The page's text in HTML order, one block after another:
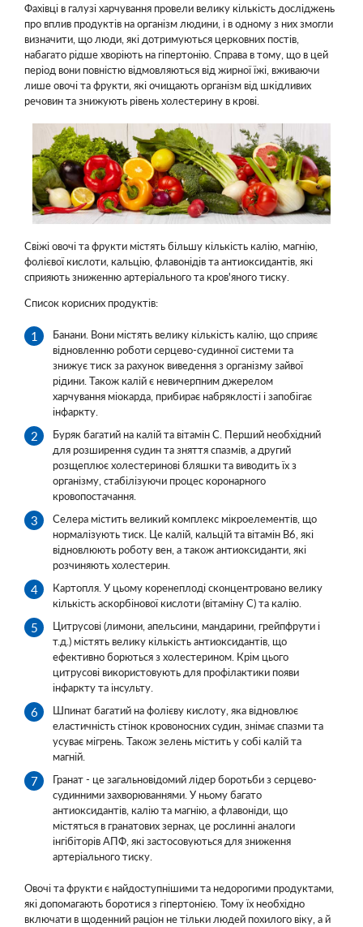
Фахівці в галузі харчування провели велику кількість досліджень
про вплив продуктів на організм людини, і в одному з них змогли
визначити, що люди, які дотримуються церковних постів,
набагато рідше хворіють на гіпертонію. Справа в тому, що в цей
період вони повністю відмовляються від жирної їжі, вживаючи
лише овочі та фрукти, які очищають організм від шкідливих
речовин та знижують рівень холестерину в крові.
Свіжі овочі та фрукти містять більшу кількість калію, магнію,
фолієвої кислоти, кальцію, флавонідів та антиоксидантів, які
сприяють зниженню артеріального та кров'яного тиску.
Список корисних продуктів:
Банани. Вони містять велику кількість калію, що сприяє
відновленню роботи серцево-судинної системи та
знижує тиск за рахунок виведення з організму зайвої
рідини. Також калій є невичерпним джерелом
харчування міокарда, прибирає набряклості і запобігає
інфаркту.
Буряк багатий на калій та вітамін С. Перший необхідний
для розширення судин та зняття спазмів, а другий
розщеплює холестеринові бляшки та виводить їх з
організму, стабілізуючи процес коронарного
кровопостачання.
Селера містить великий комплекс мікроелементів, що
нормалізують тиск. Це калій, кальцій та вітамін В6, які
відновлюють роботу вен, а також антиоксиданти, які
розчиняють холестерин.
Картопля. У цьому коренеплоді сконцентровано велику
кількість аскорбінової кислоти (вітаміну С) та калію.
Цитрусові (лимони, апельсини, мандарини, грейпфрути і
т.д.) містять велику кількість антиоксидантів, що
ефективно борються з холестерином. Крім цього
цитрусові використовують для профілактики появи
інфаркту та інсульту.
Шпинат багатий на фолієву кислоту, яка відновлює
еластичність стінок кровоносних судин, знімає спазми та
усуває мігрень. Також зелень містить у собі калій та
магній.
Гранат - це загальновідомий лідер боротьби з серцево-
судинними захворюваннями. У ньому багато
антиоксидантів, калію та магнію, а флавоніди, що
містяться в гранатових зернах, це рослинні аналоги
інгібіторів АПФ, які застосовуються для зниження
артеріального тиску.
Овочі та фрукти є найдоступнішими та недорогими продуктами,
які допомагають боротися з гіпертонією. Тому їх необхідно
включати в щоденний раціон не тільки людей похилого віку, а й